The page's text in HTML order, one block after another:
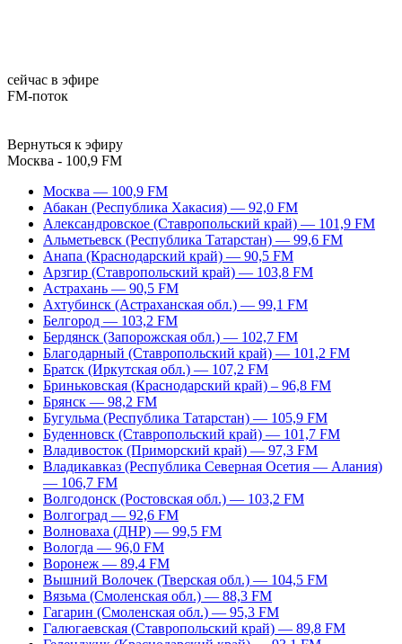
сейчас в эфире
FM-поток
Вернуться к эфиру
Москва - 100,9 FM
Москва — 100,9 FM
Абакан (Республика Хакасия) — 92,0 FM
Александровское (Ставропольский край) — 101,9 FM
Альметьевск (Республика Татарстан) — 99,6 FM
Анапа (Краснодарский край) — 90,5 FM
Арзгир (Ставропольский край) — 103,8 FM
Астрахань — 90,5 FM
Ахтубинск (Астраханская обл.) — 99,1 FM
Белгород — 103,2 FM
Бердянск (Запорожская обл.) — 102,7 FM
Благодарный (Ставропольский край) — 101,2 FM
Братск (Иркутская обл.) — 107,2 FM
Бриньковская (Краснодарский край) – 96,8 FM
Брянск — 98,2 FM
Бугульма (Республика Татарстан) — 105,9 FM
Буденновск (Ставропольский край) — 101,7 FM
Владивосток (Приморский край) — 97,3 FM
Владикавказ (Республика Северная Осетия — Алания)
— 106,7 FM
Волгодонск (Ростовская обл.) — 103,2 FM
Волгоград — 92,6 FM
Волноваха (ДНР) — 99,5 FM
Вологда — 96,0 FM
Воронеж — 89,4 FM
Вышний Волочек (Тверская обл.) — 104,5 FM
Вязьма (Смоленская обл.) — 88,3 FM
Гагарин (Смоленская обл.) — 95,3 FM
Галюгаевская (Ставропольский край) — 89,8 FM